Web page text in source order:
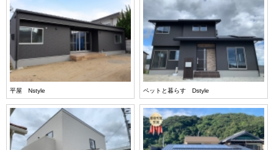
平屋 Nstyle ペットと暮らす Dstyle